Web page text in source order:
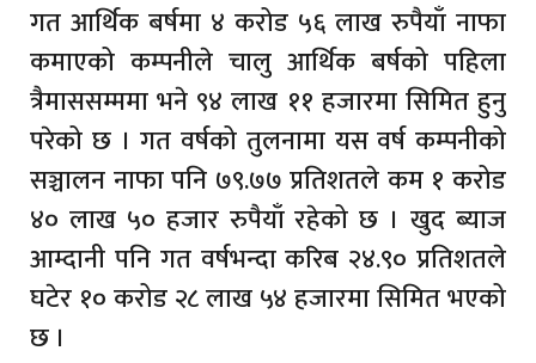
गत आर्थिक बर्षमा ४ करोड ५६ लाख रुपैयाँ नाफा
कमाएको कम्पनीले चालु आर्थिक बर्षको पहिला
त्रैमाससम्ममा भने ९४ लाख ११ हजारमा सिमित हुनु
परेको छ । गत वर्षको तुलनामा यस वर्ष कम्पनीको
सञ्चालन नाफा पनि ७९.७७ प्रतिशतले कम १ करोड
४० लाख ५० हजार रुपैयाँ रहेको छ । खुद ब्याज
आम्दानी पनि गत वर्षभन्दा करिब २४.९० प्रतिशतले
घटेर १० करोड २८ लाख ५४ हजारमा सिमित भएको
छ ।